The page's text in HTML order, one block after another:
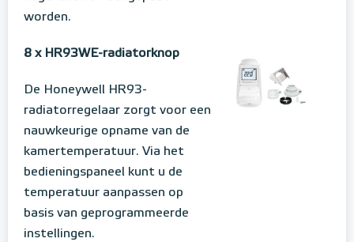
worden.
8 x HR93WE-radiatorknop
De Honeywell HR93-
radiatorregelaar zorgt voor een
nauwkeurige opname van de
kamertemperatuur. Via het
bedieningspaneel kunt u de
temperatuur aanpassen op
basis van geprogrammeerde
instellingen.